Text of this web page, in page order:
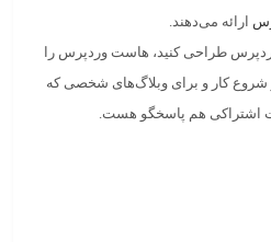
ارائه می‌دهند.
طراحی کنید، هاست وردپرس را
شروع کار و برای وبلاگ‌های شخصی که
اشتراکی هم پاسخگو هست.